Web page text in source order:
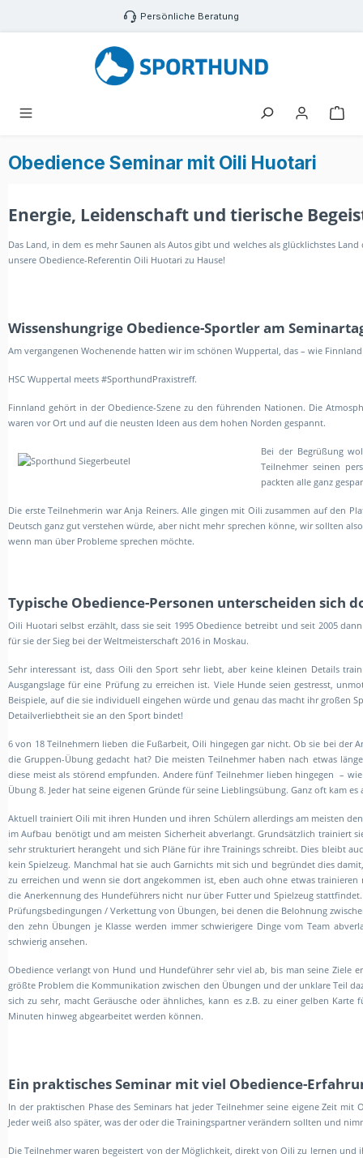
Zum Hauptinhalt springen Persönliche Beratung
Obedience Seminar mit Oili Huotari
Energie, Leidenschaft und tierische
Das Land, in dem es mehr Saunen als Autos gibt und welches als glücklichstes
unsere Obedience-Referentin Oili Huotari zu Hause!
Wissenshungrige Obedience-Sportler am
Am vergangenen Wochenende hatten wir im schönen Wuppertal, das – wie
HSC Wuppertal meets #SporthundPraxistreff.
Finnland gehört in der Obedience-Szene zu den führenden Nationen. Die
waren vor Ort und auf die neusten Ideen aus dem hohen Norden gespannt.
Bei der Begrüßung
Teilnehmer seinen
packten alle ganz
Die erste Teilnehmerin war Anja Reiners. Alle gingen mit Oili zusammen auf den
Deutsch ganz gut verstehen würde, aber nicht mehr sprechen könne, wir sollten
wenn man über Probleme sprechen möchte.
Typische Obedience-Personen unterscheiden sich
Oili Huotari selbst erzählt, dass sie seit 1995 Obedience betreibt und seit 2005
für sie der Sieg bei der Weltmeisterschaft 2016 in Moskau.
Sehr interessant ist, dass Oili den Sport sehr liebt, aber keine kleinen Details
Ausgangslage für eine Prüfung zu erreichen ist. Viele Hunde seien gestresst,
Beispiele, auf die sie individuell eingehen würde und genau das macht ihr großen
Detailverliebtheit sie an den Sport bindet!
6 von 18 Teilnehmern lieben die Fußarbeit, Oili hingegen gar nicht. Ob sie bei der
die Gruppen-Übung gedacht hat? Die meisten Teilnehmer haben nach etwas
diese meist als störend empfunden. Andere fünf Teilnehmer lieben hingegen –
Übung 8. Jeder hat seine eigenen Gründe für seine Lieblingsübung. Ganz oft kam
Aktuell trainiert Oili mit ihren Hunden und ihren Schülern allerdings am meisten
im Aufbau benötigt und am meisten Sicherheit abverlangt. Grundsätzlich trainiert
sehr strukturiert herangeht und sich Pläne für ihre Trainings schreibt. Dies bleibt
kein Spielzeug. Manchmal hat sie auch Garnichts mit sich und begründet dies
zu erreichen und wenn sie dort angekommen ist, eben auch ohne etwas
die Anerkennung des Hundeführers nicht nur über Futter und Spielzeug
Prüfungsbedingungen / Verkettung von Übungen, bei denen die Belohnung
den zehn Übungen je Klasse werden immer schwierigere Dinge vom Team
schwierig ansehen.
Obedience verlangt von Hund und Hundeführer sehr viel ab, bis man seine Ziele
größte Problem die Kommunikation zwischen den Übungen und der unklare Teil
sich zu sehr, macht Geräusche oder ähnliches, kann es z.B. zu einer gelben
Minuten hinweg abgearbeitet werden können.
Ein praktisches Seminar mit viel Obedience-
In der praktischen Phase des Seminars hat jeder Teilnehmer seine eigene Zeit
Jeder weiß also später, was der oder die Trainingspartner verändern sollten und
Die Teilnehmer waren begeistert von der Möglichkeit, direkt von Oili zu lernen und